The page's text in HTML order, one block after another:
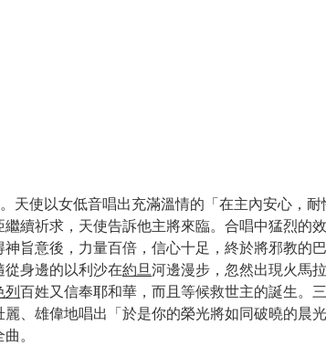
天使以女低音唱出充滿溫情的「在主內安心，耐
續祈求，天使告訴他主將來臨。合唱中猛烈的
旨意後，力量百倍，信心十足，終於將邪教的
從身邊的以利沙在約旦河邊漫步，忽然出現火馬
列百姓又信奉耶和華，而且等候救世主的誕生。三
、雄偉地唱出「於是你的榮光將如同破曉的晨
。